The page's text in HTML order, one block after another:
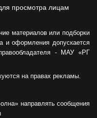
просмотра лицам
материалов или подборки
и оформления допускается
- МАУ «РГ
на правах рекламы.
направлять сообщения